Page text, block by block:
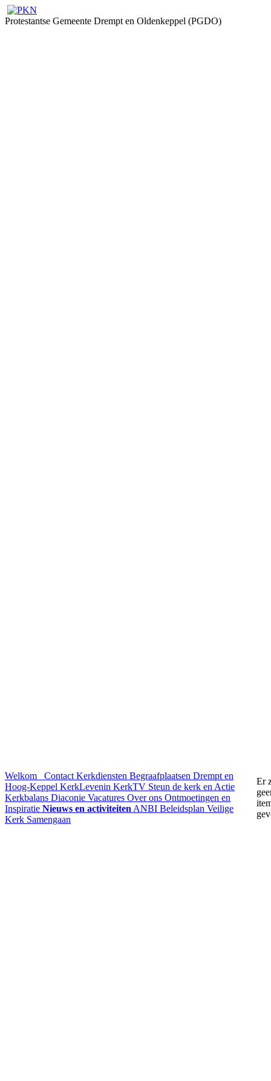
Protestantse Gemeente Drempt en Oldenkeppel (PGDO)
Welkom Contact Kerkdiensten Begraafplaatsen Drempt en
Hoog-Keppel KerkLevenin KerkTV Steun de kerk en Actie
Kerkbalans Diaconie Vacatures Over ons Ontmoetingen en
Inspiratie Nieuws en activiteiten ANBI Beleidsplan Veilige
Kerk Samengaan
Er